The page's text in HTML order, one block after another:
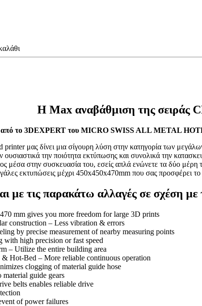
Η Max αναβάθμιση της σειράς
από το 3DEXPERT του MICRO SWISS ALL METAL
printer μας δίνει μια σίγουρη λύση στην κατηγορία των
ουσιαστικά την ποιότητα εκτύπωσης και συνολικά την
μέσα στην συσκευασία του, εσείς απλά ενώνετε τα δύο
εκτυπώσεις μέχρι 450x450x470mm που σας προσφέρει
με τις παρακάτω αλλαγές σε σχέση με
mm gives you more freedom for large 3D prints
construction – Less vibration & errors
by precise measurement of nearby measuring points
high precision or fast speed
– Utilize the entire building area
Hot-Bed – More reliable continuous operation
clogging of material guide hose
guide gears
belts enables reliable drive
of power failures